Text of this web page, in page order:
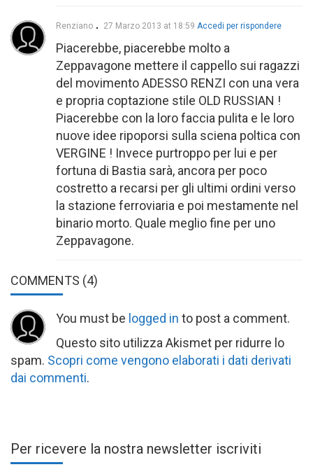
Renziano 27 Marzo 2013 at 18:59 Accedi per rispondere
Piacerebbe, piacerebbe molto a
Zeppavagone mettere il cappello sui ragazzi
del movimento ADESSO RENZI con una vera
e propria coptazione stile OLD RUSSIAN !
Piacerebbe con la loro faccia pulita e le loro
nuove idee ripoporsi sulla sciena poltica con
VERGINE ! Invece purtroppo per lui e per
fortuna di Bastia sarà, ancora per poco
costretto a recarsi per gli ultimi ordini verso
la stazione ferroviaria e poi mestamente nel
binario morto. Quale meglio fine per uno
Zeppavagone.
COMMENTS (4)
You must be logged in to post a comment.
Questo sito utilizza Akismet per ridurre lo
spam. Scopri come vengono elaborati i dati derivati
dai commenti.
Per ricevere la nostra newsletter iscriviti